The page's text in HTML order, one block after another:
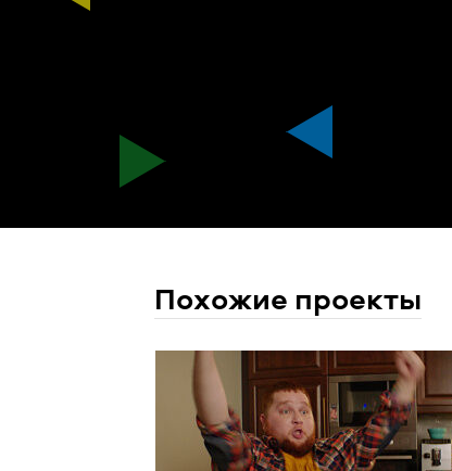
Похожие проекты